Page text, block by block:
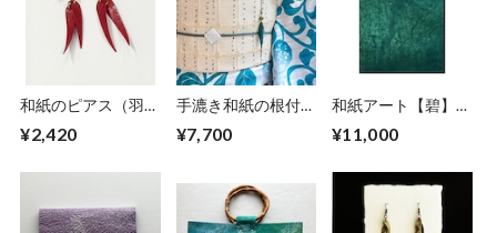
和紙のピアス（羽）
¥2,420
手漉き和紙の根付
¥7,700
和紙アート【碧】
¥11,000